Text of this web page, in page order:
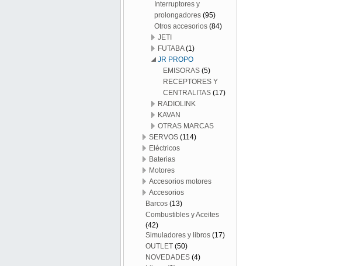
Interruptores y
prolongadores (95)
Otros accesorios (84)
JETI
FUTABA (1)
JR PROPO
EMISORAS (5)
RECEPTORES Y
CENTRALITAS (17)
RADIOLINK
KAVAN
OTRAS MARCAS
SERVOS (114)
Eléctricos
Baterias
Motores
Accesorios motores
Accesorios
Barcos (13)
Combustibles y Aceites
(42)
Simuladores y libros (17)
OUTLET (50)
NOVEDADES (4)